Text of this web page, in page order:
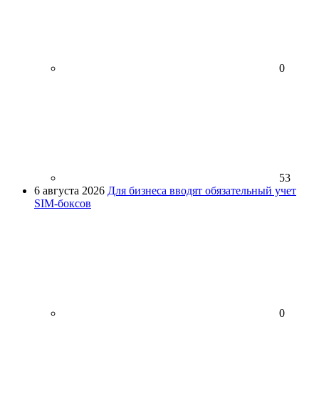
0
53
6 августа 2026 Для бизнеса вводят обязательный учет
SIM-боксов
0